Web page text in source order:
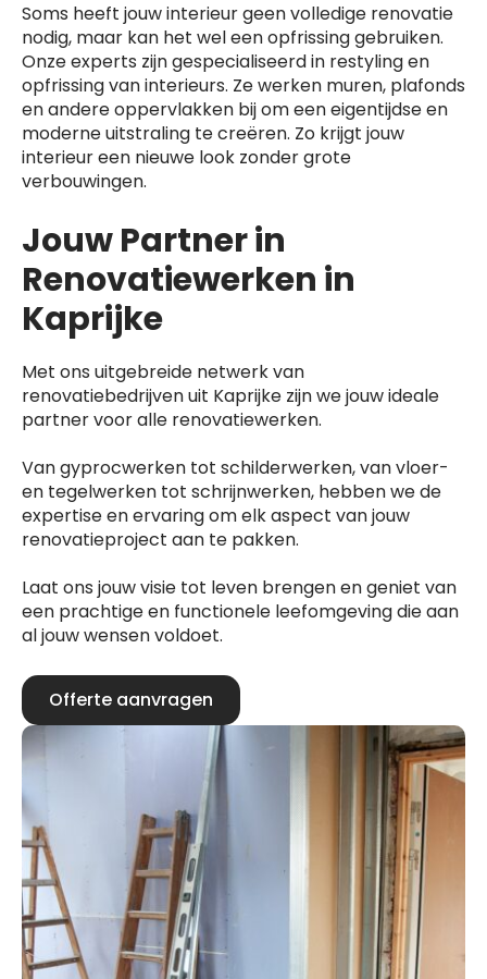
Soms heeft jouw interieur geen volledige renovatie
nodig, maar kan het wel een opfrissing gebruiken.
Onze experts zijn gespecialiseerd in restyling en
opfrissing van interieurs. Ze werken muren, plafonds
en andere oppervlakken bij om een eigentijdse en
moderne uitstraling te creëren. Zo krijgt jouw
interieur een nieuwe look zonder grote
verbouwingen.
Jouw Partner in
Renovatiewerken in
Kaprijke
Met ons uitgebreide netwerk van
renovatiebedrijven uit Kaprijke zijn we jouw ideale
partner voor alle renovatiewerken.
Van gyprocwerken tot schilderwerken, van vloer-
en tegelwerken tot schrijnwerken, hebben we de
expertise en ervaring om elk aspect van jouw
renovatieproject aan te pakken.
Laat ons jouw visie tot leven brengen en geniet van
een prachtige en functionele leefomgeving die aan
al jouw wensen voldoet.
Offerte aanvragen